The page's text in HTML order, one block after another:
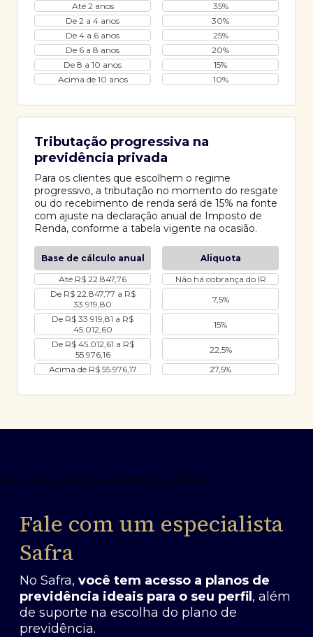
Até 2 anos
35%
De 2 a 4 anos
30%
De 4 a 6 anos
25%
De 6 a 8 anos
20%
De 8 a 10 anos
15%
Acima de 10 anos
10%
Tributação progressiva na
previdência privada
Para os clientes que escolhem o regime
progressivo, a tributação no momento do resgate
ou do recebimento de renda será de 15% na fonte
com ajuste na declaração anual de Imposto de
Renda, conforme a tabela vigente na ocasião.
Base de cálculo anual
Aliquota
Até R$ 22.847,76
Não há cobrança do IR
De R$ 22.847,77 a R$
33.919,80
7,5%
De R$ 33.919,81 a R$
45.012,60
15%
De R$ 45.012,61 a R$
55.976,16
22,5%
Acima de R$ 55.976,17
27,5%
Fale com um especialista
Safra
No Safra, você tem acesso a planos de
previdência ideais para o seu perfil , além
de suporte na escolha do plano de
previdência.